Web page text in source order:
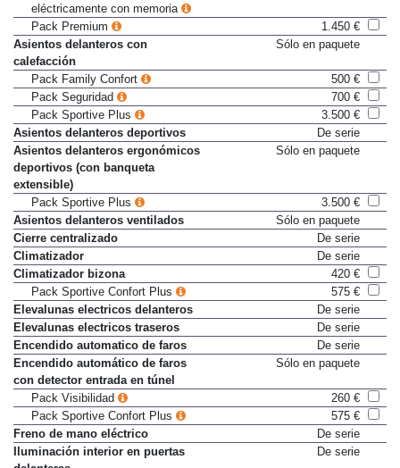
eléctricamente con memoria
Pack Premium
1.450 €
Asientos delanteros con
calefacción
Sólo en paquete
Pack Family Confort
500 €
Pack Seguridad
700 €
Pack Sportive Plus
3.500 €
Asientos delanteros deportivos
De serie
Asientos delanteros ergonómicos
deportivos (con banqueta
extensible)
Sólo en paquete
Pack Sportive Plus
3.500 €
Asientos delanteros ventilados
Sólo en paquete
Cierre centralizado
De serie
Climatizador
De serie
Climatizador bizona
420 €
Pack Sportive Confort Plus
575 €
Elevalunas electricos delanteros
De serie
Elevalunas electricos traseros
De serie
Encendido automatico de faros
De serie
Encendido automático de faros
con detector entrada en túnel
Sólo en paquete
Pack Visibilidad
260 €
Pack Sportive Confort Plus
575 €
Freno de mano eléctrico
De serie
Iluminación interior en puertas
De serie